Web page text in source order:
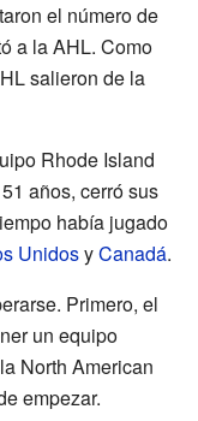
el número de
a la AHL. Como
salieron de la
Rhode Island
años, cerró sus
había jugado
UnidosyCanadá.
Primero, el
un equipo
North American
empezar.